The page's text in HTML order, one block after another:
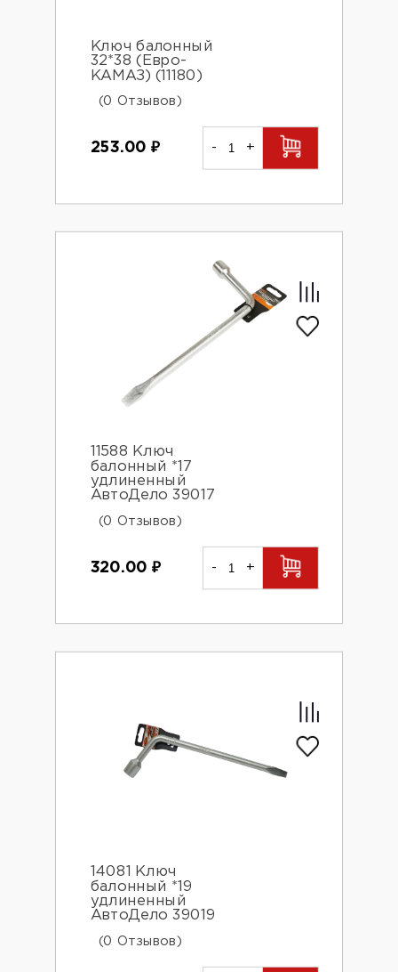
Ключ балонный
32*38 (Евро-
КАМАЗ) (11180)
(0 Отзывов)
253.00 ₽ - +
11588 Ключ
балонный *17
удлиненный
АвтоДело 39017
(0 Отзывов)
320.00 ₽ - +
14081 Ключ
балонный *19
удлиненный
АвтоДело 39019
(0 Отзывов)